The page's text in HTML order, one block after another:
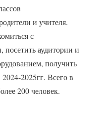
и учителя.
с
аудитории и
получить
2025гг. Всего в
200 человек.